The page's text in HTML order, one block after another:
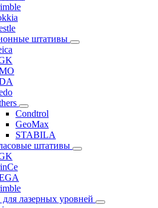
штативы
Condtrol
GeoMax
STABILA
штативы
лазерных уровней